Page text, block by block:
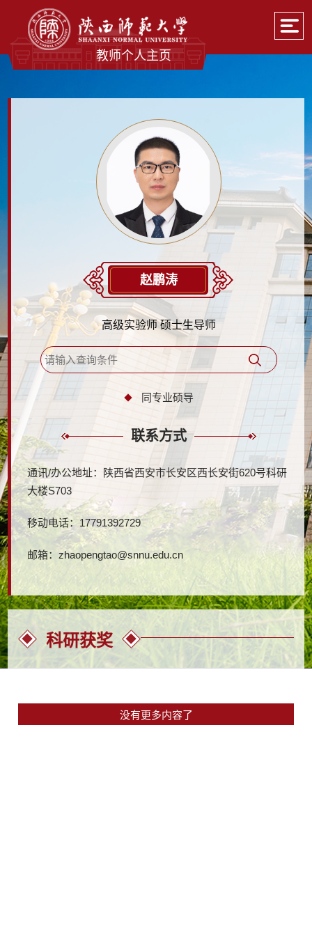
教师个人主页
赵鹏涛
高级实验师 硕士生导师
同专业硕导
联系方式
通讯/办公地址：
陕西省西安市长安区西长安街620号科研
大楼S703
移动电话：17791392729
邮箱：zhaopengtao@snnu.edu.cn
科研获奖
没有更多内容了